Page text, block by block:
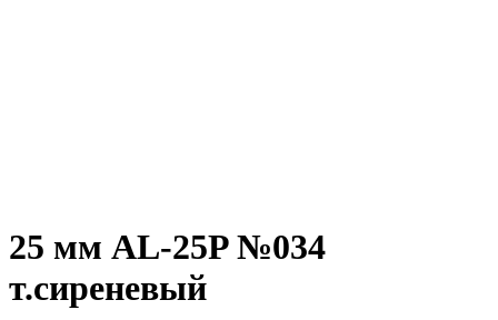
25 мм AL-25P №034
т.сиреневый